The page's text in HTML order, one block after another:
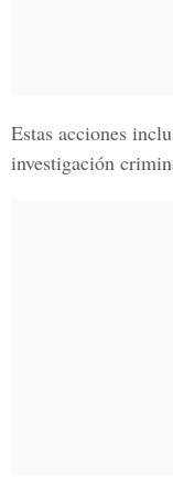
Estas acciones
investigación